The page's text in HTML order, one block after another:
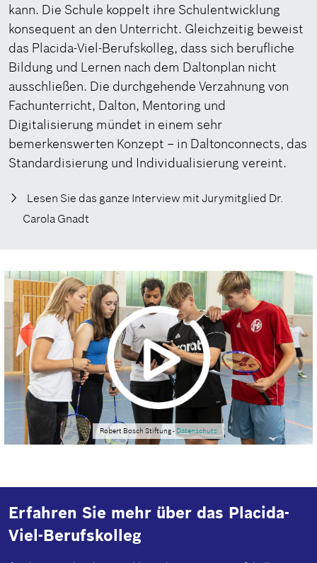
kann. Die Schule koppelt ihre Schulentwicklung
konsequent an den Unterricht. Gleichzeitig beweist
das Placida-Viel-Berufskolleg, dass sich berufliche
Bildung und Lernen nach dem Daltonplan nicht
ausschließen. Die durchgehende Verzahnung von
Fachunterricht, Dalton, Mentoring und
Digitalisierung mündet in einem sehr
bemerkenswerten Konzept – in Daltonconnects, das
Standardisierung und Individualisierung vereint.
Lesen Sie das ganze Interview mit Jurymitglied Dr.
Carola Gnadt
Robert Bosch Stiftung -Datenschutz
Erfahren Sie mehr über das Placida-
Viel-Berufskolleg